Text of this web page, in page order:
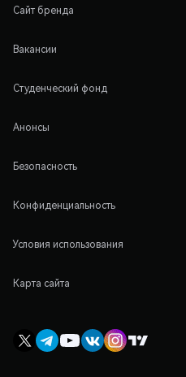
Сайт бренда
Вакансии
Студенческий фонд
Анонсы
Безопасность
Конфиденциальность
Условия использования
Карта сайта